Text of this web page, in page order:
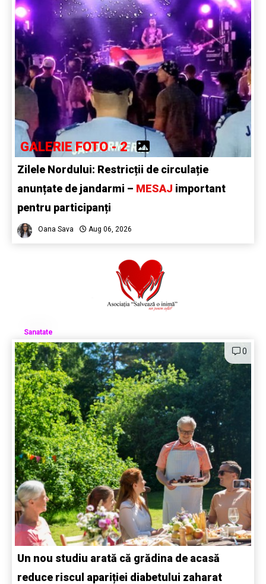
GALERIE FOTO - 2
Zilele Nordului: Restricții de circulație
anunțate de jandarmi – MESAJ important
pentru participanți
Oana Sava Aug 06, 2026
Sanatate
0
Un nou studiu arată că grădina de acasă
reduce riscul apariției diabetului zaharat